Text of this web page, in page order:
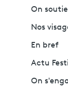
On
Nos
En bref
Actu
On